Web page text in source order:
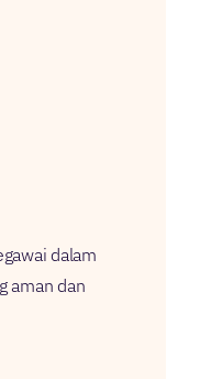
dalam
aman dan